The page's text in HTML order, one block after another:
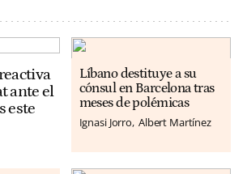
ante el
este
Líbano destituye a su
cónsul en Barcelona tras
meses de polémicas
Ignasi Jorro Albert Martínez